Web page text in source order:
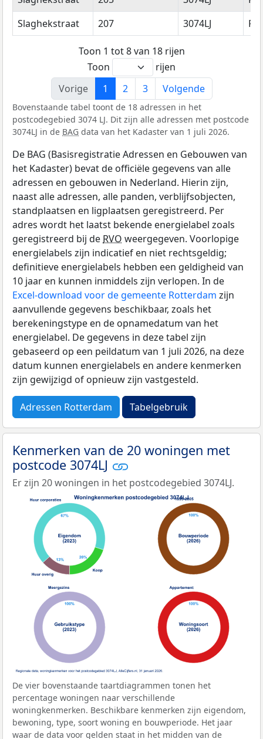
Slaghekstraat
207 3074LJ
Toon 1 tot 8 van 18 rijen
Toon
rijen
Vorige
1 2 3 Volgende
Bovenstaande tabel toont de 18 adressen in het
postcodegebied 3074 LJ. Dit zijn alle adressen met postcode
3074LJ in de BAG data van het Kadaster van 1 juli 2026.
De BAG (Basisregistratie Adressen en Gebouwen van
het Kadaster) bevat de officiële gegevens van alle
adressen en gebouwen in Nederland. Hierin zijn,
naast alle adressen, alle panden, verblijfsobjecten,
standplaatsen en ligplaatsen geregistreerd. Per
adres wordt het laatst bekende energielabel zoals
geregistreerd bij de RVO weergegeven. Voorlopige
energielabels zijn indicatief en niet rechtsgeldig;
definitieve energielabels hebben een geldigheid van
10 jaar en kunnen inmiddels zijn verlopen. In de
Excel-download voor de gemeente Rotterdam zijn
aanvullende gegevens beschikbaar, zoals het
berekeningstype en de opnamedatum van het
energielabel. De gegevens in deze tabel zijn
gebaseerd op een peildatum van 1 juli 2026, na deze
datum kunnen energielabels en andere kenmerken
zijn gewijzigd of opnieuw zijn vastgesteld.
Adressen Rotterdam Tabelgebruik
Kenmerken van de 20 woningen met
postcode 3074LJ
Er zijn 20 woningen in het postcodegebied 3074LJ.
De vier bovenstaande taartdiagrammen tonen het
percentage woningen naar verschillende
woningkenmerken. Beschikbare kenmerken zijn eigendom,
bewoning, type, soort woning en bouwperiode. Het jaar
waar de data voor gelden staat in het midden van de